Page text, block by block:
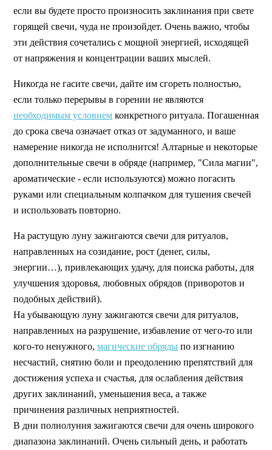
если вы будете просто произносить заклинания при свете
горящей свечи, чуда не произойдет. Очень важно, чтобы
эти действия сочетались с мощной энергией, исходящей
от напряжения и концентрации ваших мыслей.
Никогда не гасите свечи, дайте им сгореть полностью,
если только перерывы в горении не являются
необходимым условием конкретного ритуала. Погашенная
до срока свеча означает отказ от задуманного, и ваше
намерение никогда не исполнится! Алтарные и некоторые
дополнительные свечи в обряде (например, "Сила магии",
ароматические - если используются) можно погасить
руками или специальным колпачком для тушения свечей
и использовать повторно.
На растущую луну зажигаются свечи для ритуалов,
направленных на созидание, рост (денег, силы,
энергии…), привлекающих удачу, для поиска работы, для
улучшения здоровья, любовных обрядов (приворотов и
подобных действий).
На убывающую луну зажигаются свечи для ритуалов,
направленных на разрушение, избавление от чего-то или
кого-то ненужного, магические обряды по изгнанию
несчастий, снятию боли и преодолению препятствий для
достижения успеха и счастья, для ослабления действия
других заклинаний, уменьшения веса, а также
причинения различных неприятностей.
В дни полнолуния зажигаются свечи для очень широкого
диапазона заклинаний. Очень сильный день, и работать